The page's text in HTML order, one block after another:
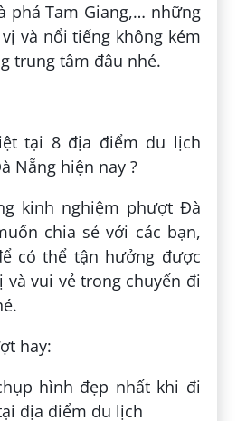
phá Tam Giang,… những
và nổi tiếng không kém
trung tâm đâu nhé.
tại 8 địa điểm du lịch
Nẵng hiện nay ?
kinh nghiệm phượt Đà
chia sẻ với các bạn,
có thể tận hưởng được
vui vẻ trong chuyến đi
hay:
hình đẹp nhất khi đi
địa điểm du lịch